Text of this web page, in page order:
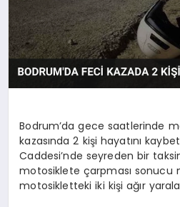
HESAPLAMALAR
Bodrum’da gece saatlerinde
kazasında 2 kişi hayatını
Caddesi’nde seyreden bir
motosiklete çarpması sonucu
motosikletteki iki kişi ağır